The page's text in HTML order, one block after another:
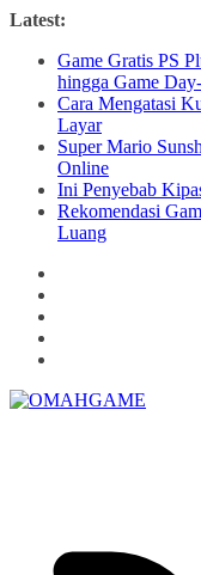
Skip
content
Latest:
Game Gratis PS
hingga Game
Cara Mengatasi
Layar
Super Mario
Online
Ini Penyebab
Rekomendasi
Luang